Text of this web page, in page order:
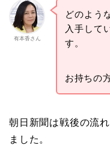
有本香さん
どのよう
入手して
す。
お持ちの
朝日新聞は戦後の流
ました。